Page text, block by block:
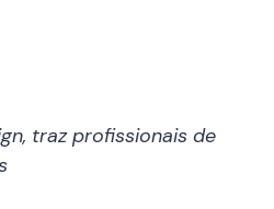
traz profissionais de